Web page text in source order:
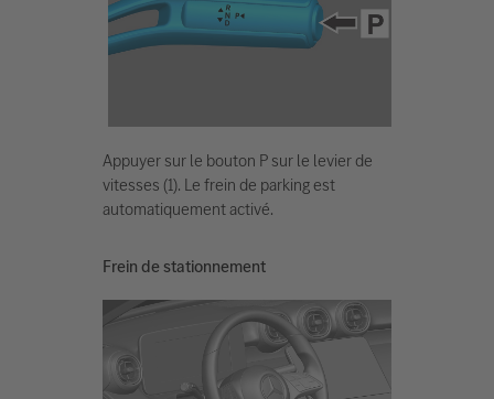
Appuyer sur le bouton P sur le levier de
vitesses (1). Le frein de parking est
automatiquement activé.
Frein de stationnement